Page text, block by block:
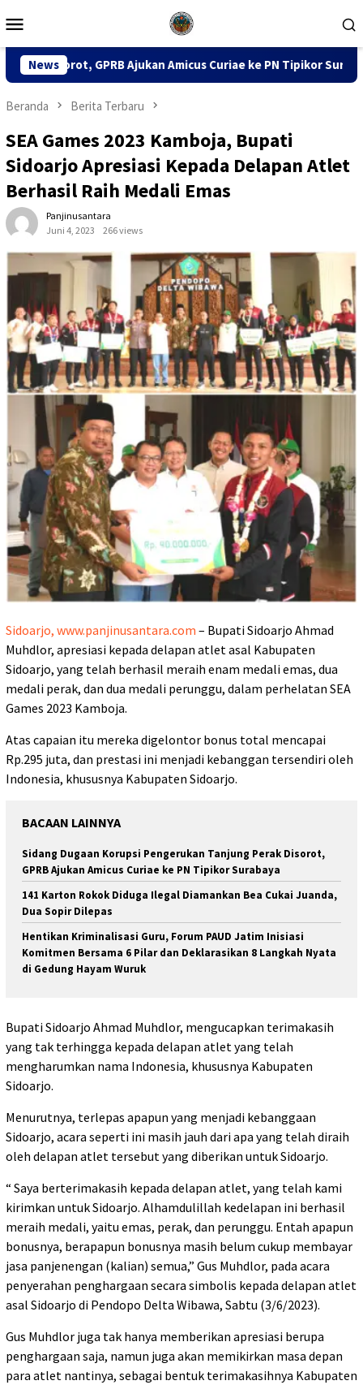
ke
Mobile
News
Amicus Curiae ke PN Tipikor Surabaya 141 Karton
Beranda Berita Terbaru
SEA Games 2023 Kamboja, Bupati
Sidoarjo Apresiasi Kepada Delapan Atlet
Berhasil Raih Medali Emas
Panjinusantara
Juni 4, 2023
266 views
Sidoarjo, www.panjinusantara.com – Bupati Sidoarjo Ahmad
Muhdlor, apresiasi kepada delapan atlet asal Kabupaten
Sidoarjo, yang telah berhasil meraih enam medali emas, dua
medali perak, dan dua medali perunggu, dalam perhelatan SEA
Games 2023 Kamboja.
Atas capaian itu mereka digelontor bonus total mencapai
Rp.295 juta, dan prestasi ini menjadi kebanggan tersendiri oleh
Indonesia, khususnya Kabupaten Sidoarjo.
BACAAN LAINNYA
Sidang Dugaan Korupsi Pengerukan Tanjung Perak Disorot,
GPRB Ajukan Amicus Curiae ke PN Tipikor Surabaya
141 Karton Rokok Diduga Ilegal Diamankan Bea Cukai Juanda,
Dua Sopir Dilepas
Hentikan Kriminalisasi Guru, Forum PAUD Jatim Inisiasi
Komitmen Bersama 6 Pilar dan Deklarasikan 8 Langkah Nyata
di Gedung Hayam Wuruk
Bupati Sidoarjo Ahmad Muhdlor, mengucapkan terimakasih
yang tak terhingga kepada delapan atlet yang telah
mengharumkan nama Indonesia, khususnya Kabupaten
Sidoarjo.
Menurutnya, terlepas apapun yang menjadi kebanggaan
Sidoarjo, acara seperti ini masih jauh dari apa yang telah diraih
oleh delapan atlet tersebut yang diberikan untuk Sidoarjo.
“ Saya berterimakasih kepada delapan atlet, yang telah kami
kirimkan untuk Sidoarjo. Alhamdulillah kedelapan ini berhasil
meraih medali, yaitu emas, perak, dan perunggu. Entah apapun
bonusnya, berapapun bonusnya masih belum cukup membayar
jasa panjenengan (kalian) semua,” Gus Muhdlor, pada acara
penyerahan penghargaan secara simbolis kepada delapan atlet
asal Sidoarjo di Pendopo Delta Wibawa, Sabtu (3/6/2023).
Gus Muhdlor juga tak hanya memberikan apresiasi berupa
penghargaan saja, namun juga akan memikirkan masa depan
para atlet nantinya, sebagai bentuk terimakasihnya Kabupaten